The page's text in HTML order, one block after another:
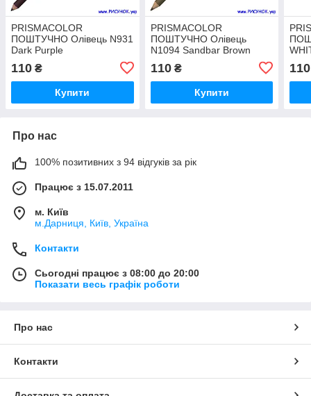
PRISMACOLOR
ПОШТУЧНО Олівець N931
Dark Purple
110 ₴
Купити
PRISMACOLOR
ПОШТУЧНО Олівець
N1094 Sandbar Brown
110₴
Купити
110
Про нас
100% позитивних з 94 відгуків за рік
Працює з 15.07.2011
м. Київ
м.Дарниця, Київ, Україна
Контакти
Сьогодні працює з 08:00 до 20:00
Показати весь графік роботи
Про нас
Контакти